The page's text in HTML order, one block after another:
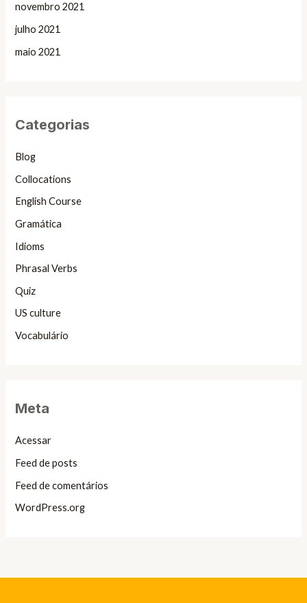
novembro 2021
julho 2021
maio 2021
Categorias
Blog
Collocations
English Course
Gramática
Idioms
Phrasal Verbs
Quiz
US culture
Vocabulário
Meta
Acessar
Feed de posts
Feed de comentários
WordPress.org